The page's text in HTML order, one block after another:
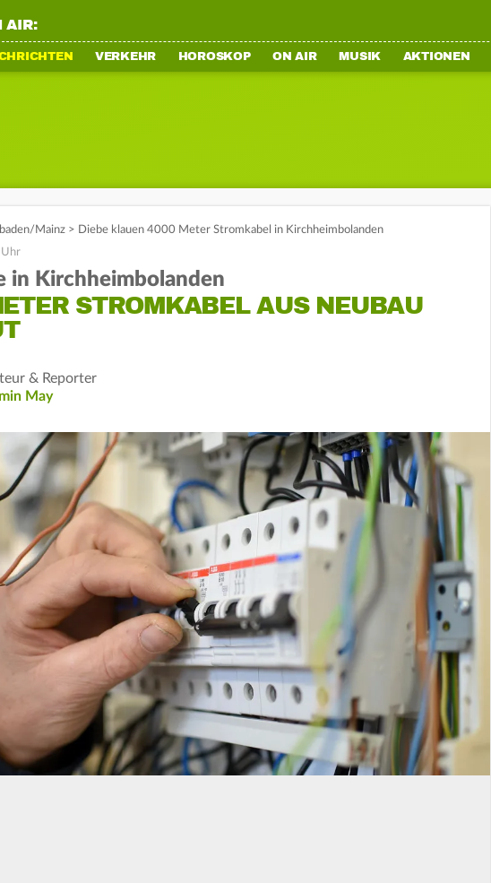
AIR:
VERKEHR HOROSKOP ON AIR MUSIK AKTIONEN
Mainz > Diebe klauen 4000 Meter Stromkabel in Kirchheimbolanden
in Kirchheimbolanden
STROMKABEL AUS NEUBAU
& Reporter
May